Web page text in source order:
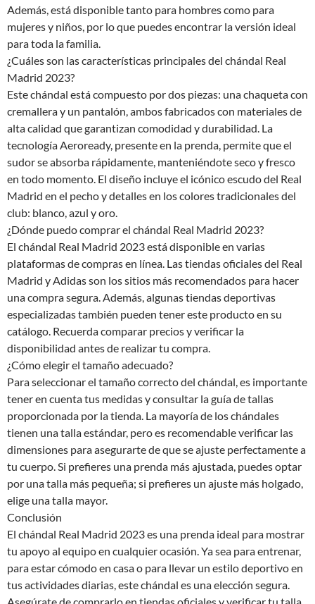
Además, está disponible tanto para hombres como para
mujeres y niños, por lo que puedes encontrar la versión ideal
para toda la familia.
¿Cuáles son las características principales del chándal Real
Madrid 2023?
Este chándal está compuesto por dos piezas: una chaqueta con
cremallera y un pantalón, ambos fabricados con materiales de
alta calidad que garantizan comodidad y durabilidad. La
tecnología Aeroready, presente en la prenda, permite que el
sudor se absorba rápidamente, manteniéndote seco y fresco
en todo momento. El diseño incluye el icónico escudo del Real
Madrid en el pecho y detalles en los colores tradicionales del
club: blanco, azul y oro.
¿Dónde puedo comprar el chándal Real Madrid 2023?
El chándal Real Madrid 2023 está disponible en varias
plataformas de compras en línea. Las tiendas oficiales del Real
Madrid y Adidas son los sitios más recomendados para hacer
una compra segura. Además, algunas tiendas deportivas
especializadas también pueden tener este producto en su
catálogo. Recuerda comparar precios y verificar la
disponibilidad antes de realizar tu compra.
¿Cómo elegir el tamaño adecuado?
Para seleccionar el tamaño correcto del chándal, es importante
tener en cuenta tus medidas y consultar la guía de tallas
proporcionada por la tienda. La mayoría de los chándales
tienen una talla estándar, pero es recomendable verificar las
dimensiones para asegurarte de que se ajuste perfectamente a
tu cuerpo. Si prefieres una prenda más ajustada, puedes optar
por una talla más pequeña; si prefieres un ajuste más holgado,
elige una talla mayor.
Conclusión
El chándal Real Madrid 2023 es una prenda ideal para mostrar
tu apoyo al equipo en cualquier ocasión. Ya sea para entrenar,
para estar cómodo en casa o para llevar un estilo deportivo en
tus actividades diarias, este chándal es una elección segura.